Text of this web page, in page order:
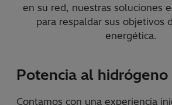
en su red, nuestras soluciones
para respaldar sus objetivos
energética.
Potencia al hidrógeno
Contamos con una experiencia